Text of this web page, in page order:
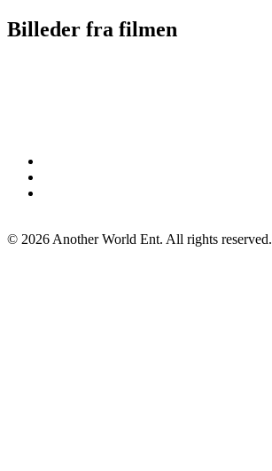
Billeder fra filmen
© 2026 Another World Ent. All rights reserved.